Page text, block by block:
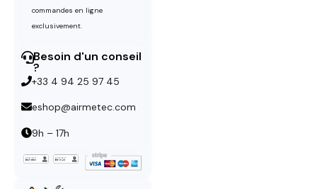
commandes en ligne
exclusivement.
Besoin d'un conseil
?
+33 4 94 25 97 45
eshop@airmetec.com
9h – 17h